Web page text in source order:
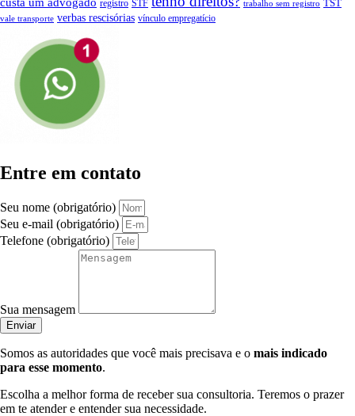
registro STF trabalho sem registro TST
vale transporte verbas rescisórias vínculo empregatício
Entre em contato
Seu nome (obrigatório)
Seu e-mail (obrigatório)
Telefone (obrigatório)
Sua mensagem
Enviar
Somos as autoridades que você mais precisava e o mais indicado
para esse momento.
Escolha a melhor forma de receber sua consultoria. Teremos o prazer
em te atender e entender sua necessidade.